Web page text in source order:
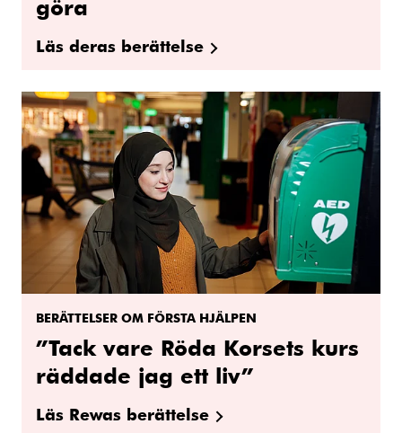
göra
Läs deras berättelse
BERÄTTELSER OM FÖRSTA HJÄLPEN
”Tack vare Röda Korsets kurs
räddade jag ett liv”
Läs Rewas berättelse